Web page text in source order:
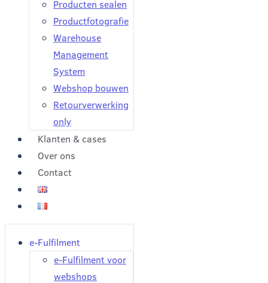
Producten sealen
Productfotografie
Warehouse
Management
System
Webshop bouwen
Retourverwerking
only
Klanten & cases
Over ons
Contact
e-Fulfilment
e-Fulfilment voor
webshops